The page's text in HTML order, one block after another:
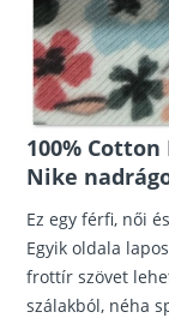
100%
Nike
Ez egy férfi, női
Egyik oldala
frottír szövet
szálakból, néha